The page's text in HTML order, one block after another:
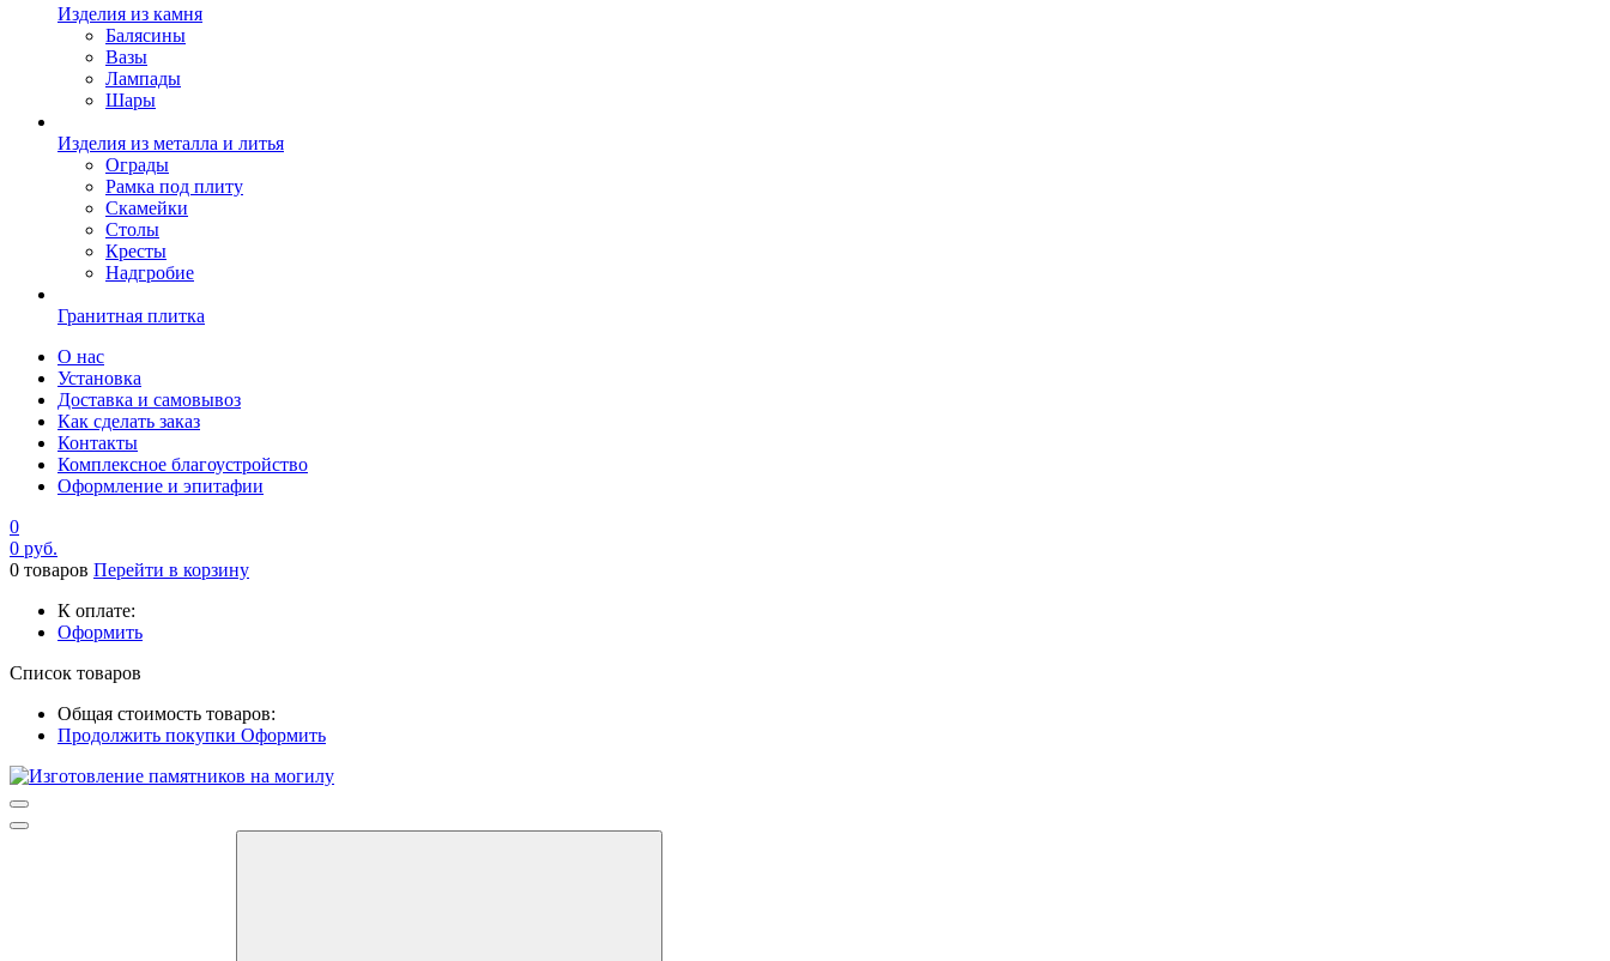
Изделия из камня
Балясины
Вазы
Лампады
Шары
Изделия из металла и литья
Ограды
Рамка под плиту
Скамейки
Столы
Кресты
Надгробие
Гранитная плитка
О нас
Установка
Доставка и самовывоз
Как сделать заказ
Контакты
Комплексное благоустройство
Оформление и эпитафии
0
0 руб.
0 товаров Перейти в корзину
К оплате:
Оформить
Список товаров
Общая стоимость товаров:
Продолжить покупки Оформить